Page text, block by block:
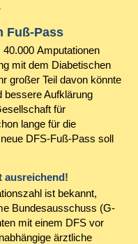
Fuß-Pass
Amputationen
mit dem Diabetischen
großer Teil davon könnte
bessere Aufklärung
für
lange für die
DFS-Fuß-Pass soll
ausreichend!
ist bekannt,
Bundesausschuss (G-
mit einem DFS vor
ärztliche